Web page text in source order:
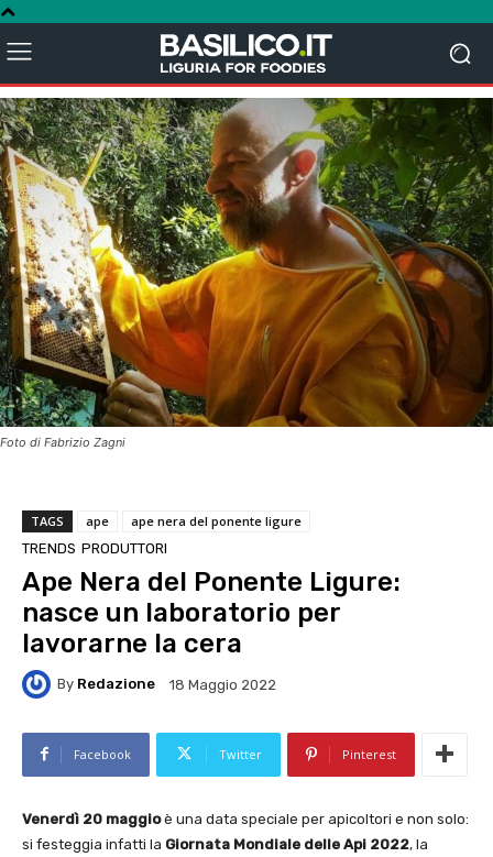
Foto di Fabrizio Zagni
TAGS ape
ape nera del ponente ligure
TRENDS PRODUTTORI
Ape Nera del Ponente Ligure:
nasce un laboratorio per
lavorarne la cera
By Redazione 18 Maggio 2022
Facebook Twitter Pinterest
Venerdì 20 maggioè una data speciale per apicoltori e non solo:
si festeggia infatti la Giornata Mondiale delle Api 2022, la